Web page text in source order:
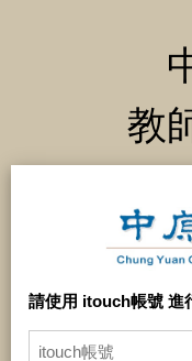
教
請使用 itouch帳號 進